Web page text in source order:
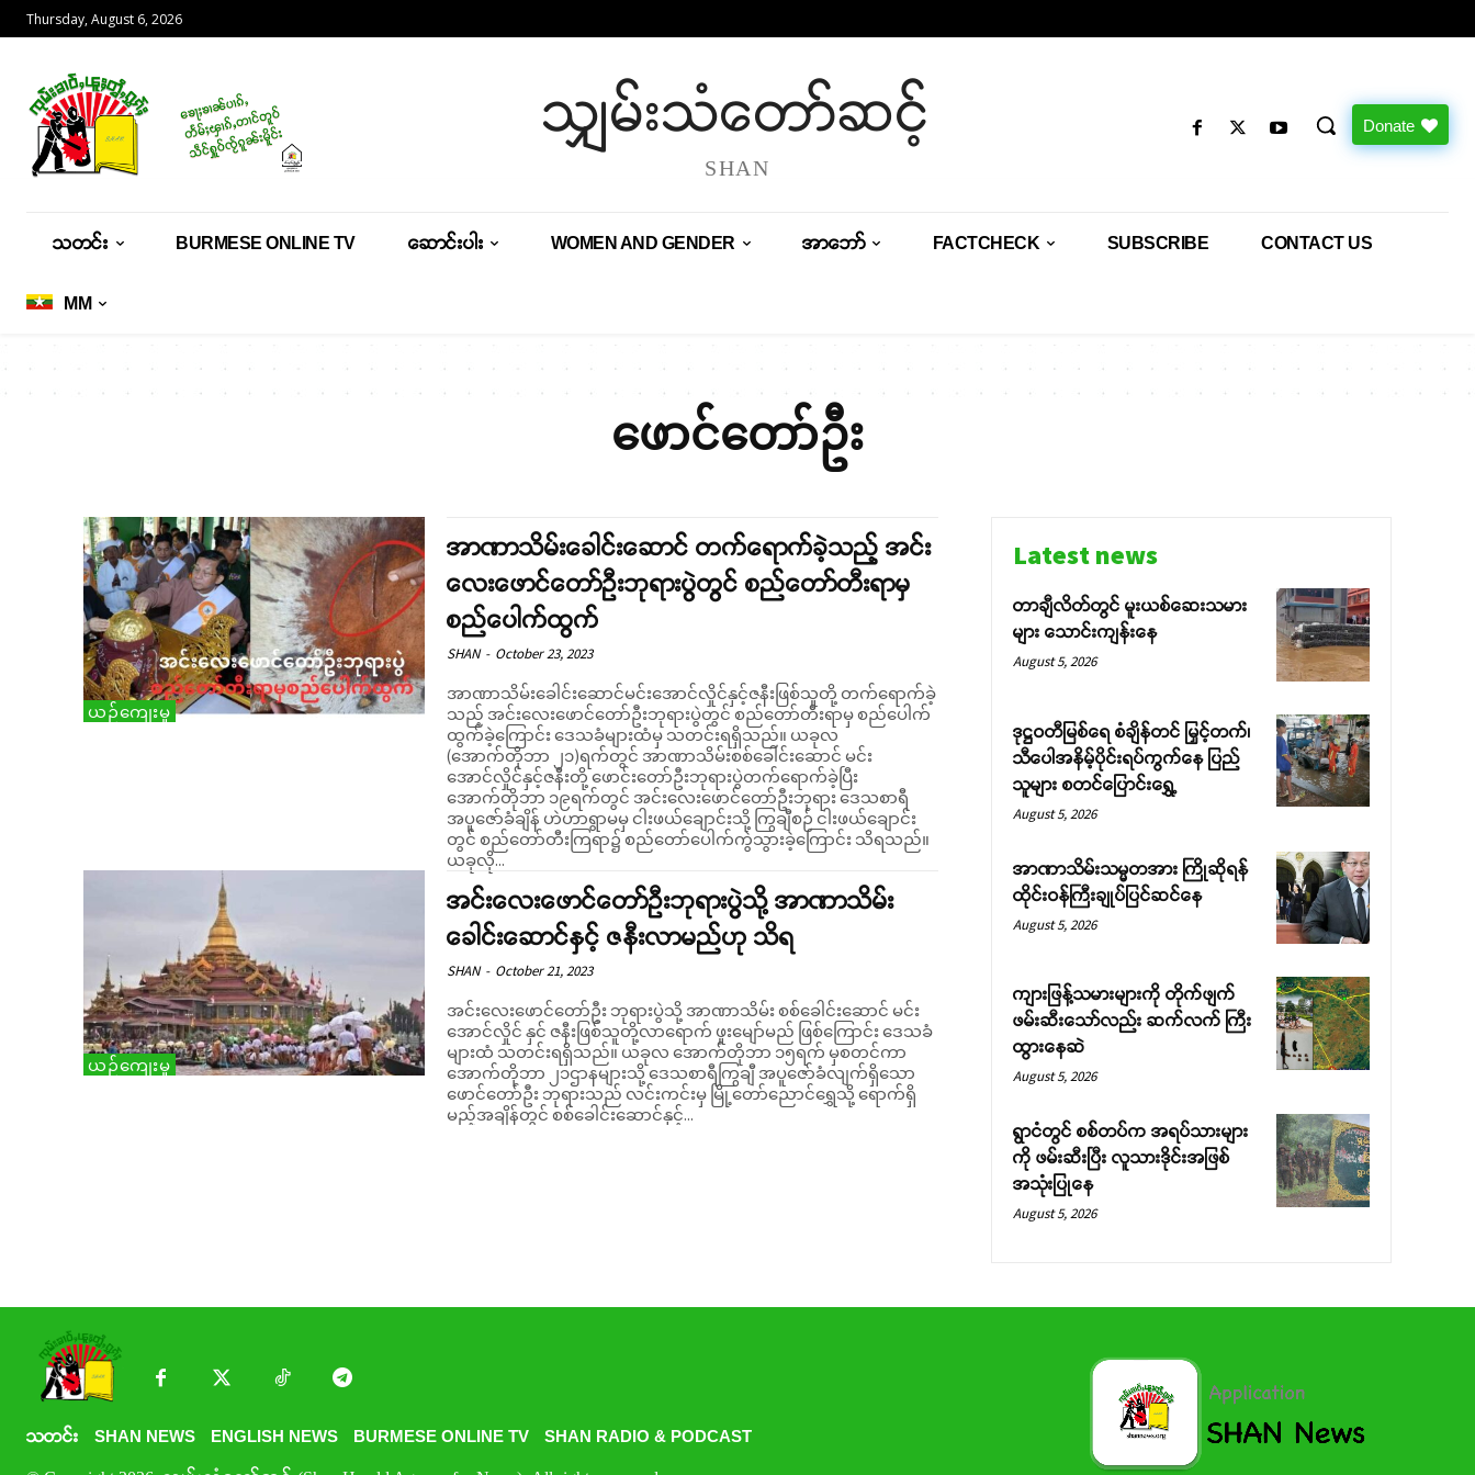
Support SHAN
Your support keeps our voice strong. Join us today and help create
a future where every story is heard, every voice counts, and justice
can thrive.
Donate Now
Thursday, August 6, 2026
သျှမ်းသံတော်ဆင့်
SHAN
Donate
သတင်း BURMESE ONLINE TV ဆောင်းပါး WOMEN AND GENDER အာဘော် FACTCHECK SUBSCRIBE CONTACT US
MM
ဖောင်တော်ဦး
ယဉ်ကျေးမှု
အာဏာသိမ်းခေါင်းဆောင် တက်ရောက်ခဲ့သည့် အင်း
လေးဖောင်တော်ဦးဘုရားပွဲတွင် စည်တော်တီးရာမှ
စည်ပေါက်ထွက်
SHAN - October 23, 2023
အာဏာသိမ်းခေါင်းဆောင်မင်းအောင်လှိုင်နှင့်ဇနီးဖြစ်သူတို့ တက်ရောက်ခဲ့
သည့် အင်းလေးဖောင်တော်ဦးဘုရားပွဲတွင် စည်တော်တီးရာမှ စည်ပေါက်
ထွက်ခဲ့ကြောင်း ဒေသခံများထံမှ သတင်းရရှိသည်။ ယခုလ
(အောက်တိုဘာ ၂၁)ရက်တွင် အာဏာသိမ်းစစ်ခေါင်းဆောင် မင်း
အောင်လှိုင်နှင့်ဇနီးတို့ ဖောင်းတော်ဦးဘုရားပွဲတက်ရောက်ခဲ့ပြီး
အောက်တိုဘာ ၁၉ရက်တွင် အင်းလေးဖောင်တော်ဦးဘုရား ဒေသစာရီ
အပူဇော်ခံချိန် ဟဲဟာရွာမမှ ငါးဖယ်ချောင်းသို့ ကြွချီစဉ် ငါးဖယ်ချောင်း
တွင် စည်တော်တီးကြရာ၌ စည်တော်ပေါက်ကွဲသွားခဲ့ကြောင်း သိရသည်။
ယခုလို...
ယဉ်ကျေးမှု
အင်းလေးဖောင်တော်ဦးဘုရားပွဲသို့ အာဏာသိမ်း
ခေါင်းဆောင်နှင့် ဇနီးလာမည်ဟု သိရ
SHAN - October 21, 2023
အင်းလေးဖောင်တော်ဦး ဘုရားပွဲသို့ အာဏာသိမ်း စစ်ခေါင်းဆောင် မင်း
အောင်လှိုင် နှင် ဇနီးဖြစ်သူတို့လာရောက် ဖူးမျော်မည် ဖြစ်ကြောင်း ဒေသခံ
များထံ သတင်းရရှိသည်။ ယခုလ အောက်တိုဘာ ၁၅ရက် မှစတင်ကာ
အောက်တိုဘာ ၂၁ဌာနများသို့ ဒေသစာရီကြွချီ အပူဇော်ခံလျက်ရှိသော
ဖောင်တော်ဦး ဘုရားသည် လင်းကင်းမှ မြို့တော်ညောင်ရွှေသို့ ရောက်ရှိ
မည့်အချိန်တွင် စစ်ခေါင်းဆောင်နှင့်...
Latest news
တာချီလိတ်တွင် မူးယစ်ဆေးသမား
များ သောင်းကျန်းနေ
August 5, 2026
ဒုဋ္ဌဝတီမြစ်ရေ စံချိန်တင် မြှင့်တက်၊
သီပေါအနိမ့်ပိုင်းရပ်ကွက်နေ ပြည်
သူများ စတင်ပြောင်းရွှေ့
August 5, 2026
အာဏာသိမ်းသမ္မတအား ကြိုဆိုရန်
ထိုင်းဝန်ကြီးချုပ်ပြင်ဆင်နေ
August 5, 2026
ကျားဖြန့်သမားများကို တိုက်ဖျက်
ဖမ်းဆီးသော်လည်း ဆက်လက် ကြီး
ထွားနေဆဲ
August 5, 2026
ရွာငံတွင် စစ်တပ်က အရပ်သားများ
ကို ဖမ်းဆီးပြီး လူသားဒိုင်းအဖြစ်
အသုံးပြုနေ
August 5, 2026
သတင်း SHAN NEWS ENGLISH NEWS BURMESE ONLINE TV SHAN RADIO & PODCAST